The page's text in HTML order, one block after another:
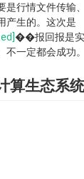
是行情文件传输
产生的。这次是
��报回报是实
一定都会成功。
算生态系